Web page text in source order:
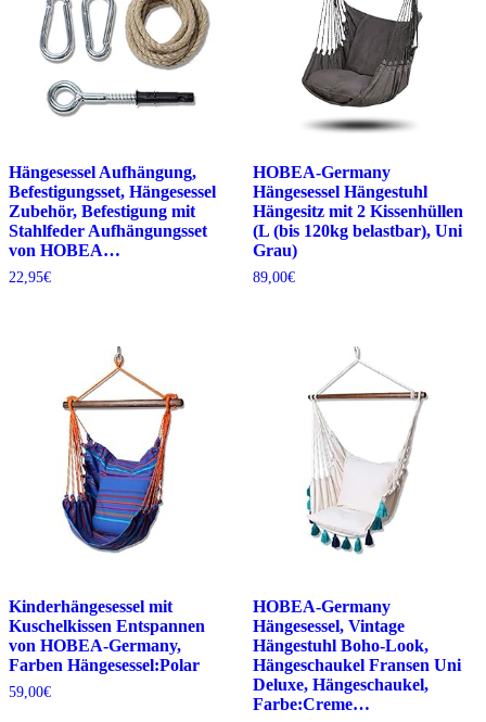
Hängesessel Aufhängung,
Befestigungsset, Hängesessel
Zubehör, Befestigung mit
Stahlfeder Aufhängungsset
von HOBEA…
22,95€
HOBEA-Germany
Hängesessel Hängestuhl
Hängesitz mit 2 Kissenhüllen
(L (bis 120kg belastbar), Uni
Grau)
89,00€
Kinderhängesessel mit
Kuschelkissen Entspannen
von HOBEA-Germany,
Farben Hängesessel:Polar
59,00€
HOBEA-Germany
Hängesessel, Vintage
Hängestuhl Boho-Look,
Hängeschaukel Fransen Uni
Deluxe, Hängeschaukel,
Farbe:Creme…